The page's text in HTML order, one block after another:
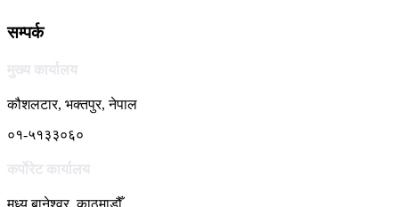
सम्पर्क
मुख्य कार्यालय
कौशलटार, भक्तपुर, नेपाल
०१-५१३३०६०
कर्पाेरेट कार्यालय